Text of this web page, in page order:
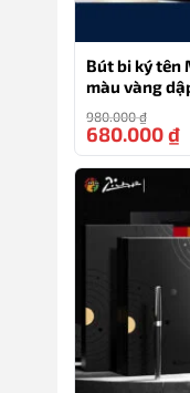
Bút bi ký tên
màu vàng
980.000₫
680.000₫